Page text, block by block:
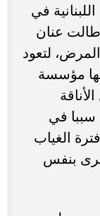
في
طالت عنان
لتعود
مؤسسة
سببا في
الغياب
بنفس